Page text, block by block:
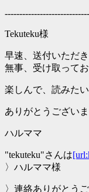
Tekuteku様
早速、送付いただ
無事、受け取ってお
楽しんで、読みたい
ありがとうございま
ハルママ
"tekuteku"さんは
〉ハルママ様
〉連絡ありがとう